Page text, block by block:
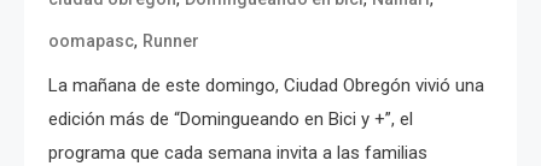
oomapasc, Runner
La mañana de este domingo, Ciudad Obregón vivió una
edición más de “Domingueando en Bici y +”, el
programa que cada semana invita a las familias